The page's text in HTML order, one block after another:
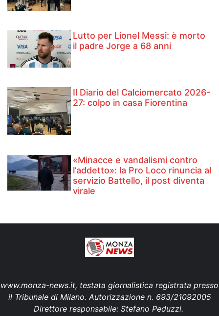
Lutto per Lionel Messi: è morto
il padre Jorge a 68 anni
Il Diario del Calciomercato 2026-
27: colpo in casa Fiorentina
«Minacce e vandalismi contro
l’addetto»: la Pro Loco rinuncia al
servizio Battello, il post diventa
virale
www.monza-news.it, testata giornalistica registrata presso
il Tribunale di Milano. Autorizzazione n. 693/21092005
Direttore responsabile: Stefano Peduzzi.